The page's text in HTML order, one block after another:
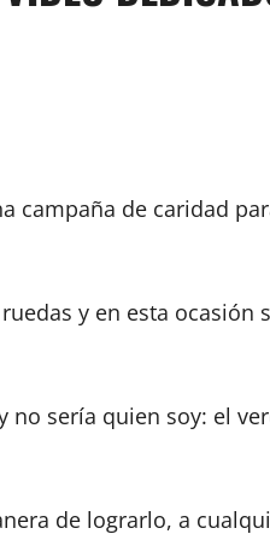
de caridad
y en esta
sería quien soy: el
de lograrlo, a